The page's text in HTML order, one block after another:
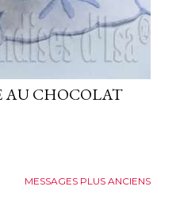
AU CHOCOLAT
MESSAGES PLUS ANCIENS